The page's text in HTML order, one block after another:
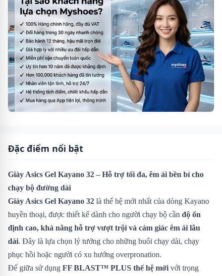
Đặc điểm nổi bật
Giày Asics Gel Kayano 32 – Hỗ trợ tối đa, êm ái bền bỉ cho
chạy bộ đường dài
Giày Asics Gel Kayano 32 là thế hệ mới nhất của dòng Kayano
huyền thoại, được thiết kế dành cho người chạy bộ cần độ ổn
định cao, khả năng hỗ trợ vượt trội và cảm giác êm ái lâu
dài. Đây là lựa chọn lý tưởng cho những buổi chạy dài, chạy
phục hồi hoặc người có xu hướng overpronation.
Đế giữa sử dụng FF BLAST™ PLUS thế hệ mới với trọng